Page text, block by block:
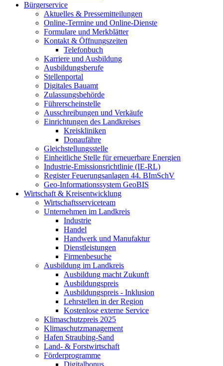
Bürgerservice
Aktuelles & Pressemitteilungen
Online-Termine und Online-Dienste
Formulare und Merkblätter
Kontakt & Öffnungszeiten
Telefonbuch
Karriere und Ausbildung
Ausbildungsberufe
Stellenportal
Digitales Bauamt
Zulassungsbehörde
Führerscheinstelle
Ausschreibungen und Verkäufe
Einrichtungen des Landkreises
Kreiskliniken
Donaufähre
Gleichstellungsstelle
Einheitliche Stelle für erneuerbare Energien
Industrie-Emissionsrichtlinie (IE-RL)
Register Feuerungsanlagen 44. BImSchV
Geo-Informationssystem GeoBIS
Wirtschaft & Kreisentwicklung
Wirtschaftsserviceteam
Unternehmen im Landkreis
Industrie
Handel
Handwerk und Manufaktur
Dienstleistungen
Firmenbesuche
Ausbildung im Landkreis
Ausbildung macht Zukunft
Ausbildungspreis
Ausbildungspreis - Inklusion
Lehrstellen in der Region
Kostenlose externe Service
Klimaschutzpreis 2025
Klimaschutzmanagement
Hafen Straubing-Sand
Land- & Forstwirtschaft
Förderprogramme
Digitalbonus